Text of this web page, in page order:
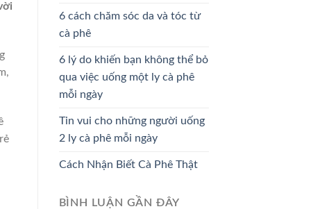
6 cách chăm sóc da và tóc từ
cà phê
6 lý do khiến bạn không thể bỏ
qua việc uống một ly cà phê
mỗi ngày
Tin vui cho những người uống
2 ly cà phê mỗi ngày
Cách Nhận Biết Cà Phê Thật
BÌNH LUẬN GẦN ĐÂY